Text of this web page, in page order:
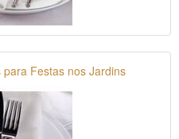
Festas nos Jardins